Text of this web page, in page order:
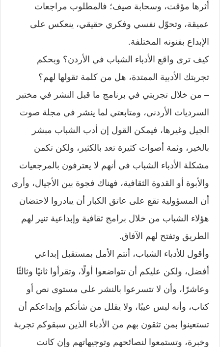
أثرها مؤقت، وسحابة صيف؛ فالمطلوب مراجعات
عميقة، وتحوّل نفسي وفكري حقيقي، ينعكس على
الإبداع بفنونه المختلفة.
كيف ترى واقع الأدباء الشباب في الأردن؟ وبحكم
تجربتك الأدبية الممتدة، هل من كلمة تقولها لهم؟
– من خلال تجربتي في برنامج ما قبل النشر في مختبر
السرديات الأردني، ومتابعتي لما ينشر في مجلة صوت
الجيل وغيرها، فيمكن القول إن أدب الشباب مبشر
بالخير، وثمة أصوات كثيرة تعد بالكثير، ولكن تكمن
مشكلة الأدباء الشباب في أنهم لا يعترفون بالمرجعيات
والأبوة أو القدوة الثقافية، فهناك فجوة بين الأجيال، وأرى
أن المسؤولية تقع على عاتق الكبار أن يبادروا لاحتضان
هؤلاء الشباب من خلال برامج ثقافية وإبداعية تنير لهم
الطريق وتفتح لهم الآفاق.
وأقول للأدباء الشباب، أنتم الأمل بمستقبل إبداعي
أفضل، ولكن عليكم أن تتواضعوا أولًا، وتقرأوا ثانيًا وثالثًا
وعاشرًا، وأن لا تتسرعوا بالنشر على مستوى نص أو
كتاب، وأنه ليس عيبًا، ولا يقلل من شأنكم وإبداعكم أن
تستعينوا بمن تثقون بهم من الأدباء الذين سبقوكم تجربة
وخبرة، وتستمعوا لنصائحهم وتوجيهاتهم وإن كانت